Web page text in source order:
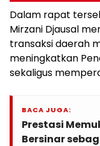
Dalam rapat
Mirzani Djausal
transaksi daerah
meningkatkan
sekaligus
BACA JUGA:
Prestasi
Bersinar